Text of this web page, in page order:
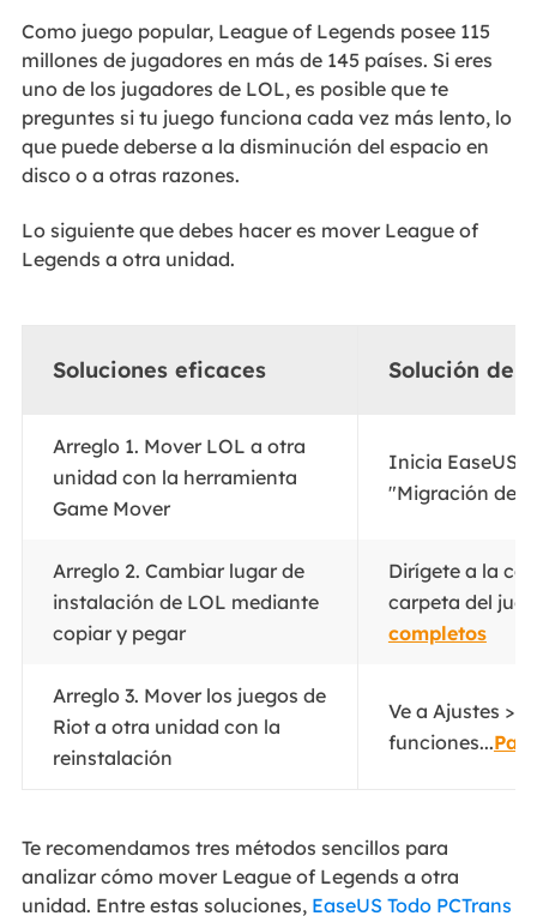
Como juego popular, League of Legends posee 115
millones de jugadores en más de 145 países. Si eres
uno de los jugadores de LOL, es posible que te
preguntes si tu juego funciona cada vez más lento, lo
que puede deberse a la disminución del espacio en
disco o a otras razones.
Lo siguiente que debes hacer es mover League of
Legends a otra unidad.
Soluciones eficaces Solución de
Arreglo 1. Mover LOL a otra
unidad con la herramienta
Game Mover
Inicia EaseUS
"Migración de
Arreglo 2. Cambiar lugar de
instalación de LOL mediante
copiar y pegar
Dirígete a la
carpeta del
completos
Arreglo 3. Mover los juegos de
Riot a otra unidad con la
reinstalación
Ve a Ajustes >
funciones...
Te recomendamos tres métodos sencillos para
analizar cómo mover League of Legends a otra
unidad. Entre estas soluciones, EaseUS Todo PCTrans